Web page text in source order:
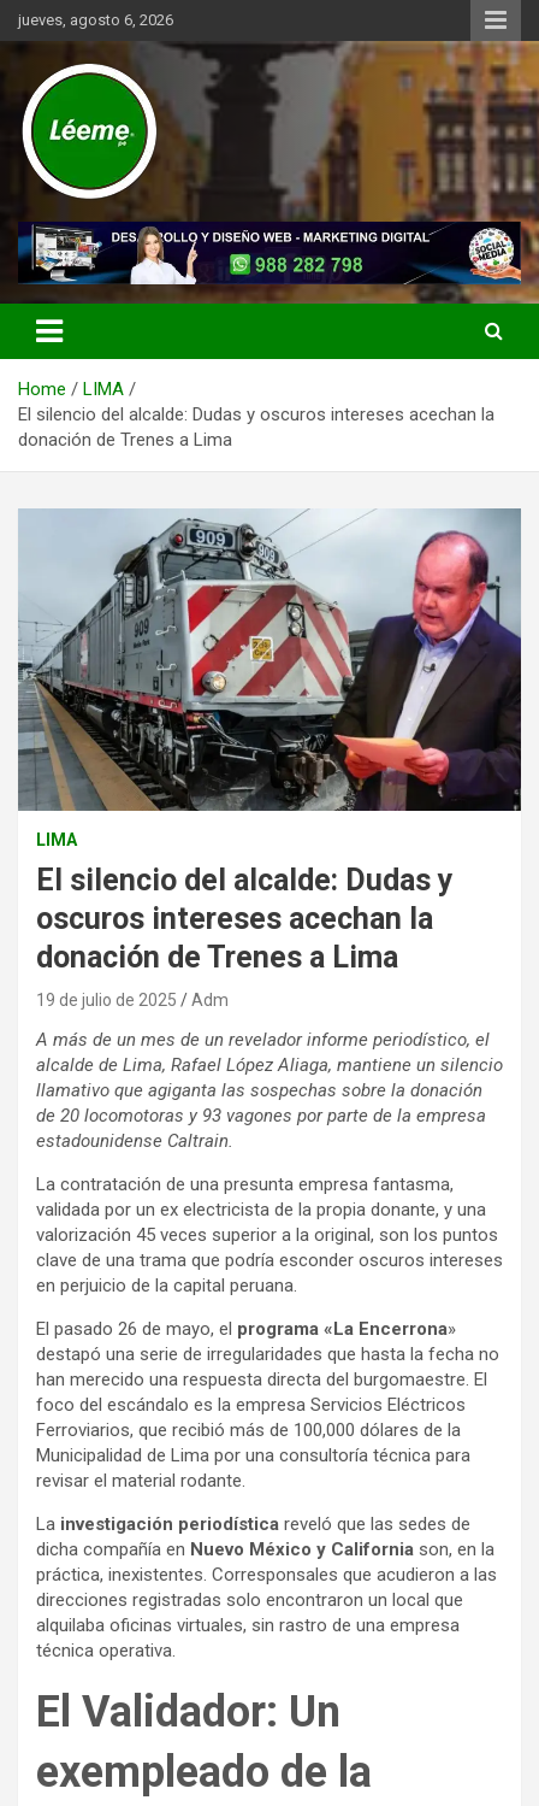
Skip
to
jueves, agosto 6, 2026
Léeme.pe
Noticias de actualidad del mundo distrital, vecinal, municipal y de
negocios a nivel de Lima Metropolitana, sin descuidar las noticias
de alcance nacional.
Home
LIMA
El silencio del alcalde: Dudas y oscuros intereses acechan la
donación de Trenes a Lima
LIMA
El silencio del alcalde: Dudas y
oscuros intereses acechan la
donación de Trenes a Lima
19 de julio de 2025 Adm
A más de un mes de un revelador informe periodístico, el
alcalde de Lima, Rafael López Aliaga, mantiene un silencio
llamativo que agiganta las sospechas sobre la donación
de 20 locomotoras y 93 vagones por parte de la empresa
estadounidense Caltrain.
La contratación de una presunta empresa fantasma,
validada por un ex electricista de la propia donante, y una
valorización 45 veces superior a la original, son los puntos
clave de una trama que podría esconder oscuros intereses
en perjuicio de la capital peruana.
El pasado 26 de mayo, el programa «La Encerrona»
destapó una serie de irregularidades que hasta la fecha no
han merecido una respuesta directa del burgomaestre. El
foco del escándalo es la empresa Servicios Eléctricos
Ferroviarios, que recibió más de 100,000 dólares de la
Municipalidad de Lima por una consultoría técnica para
revisar el material rodante.
La investigación periodística reveló que las sedes de
dicha compañía en Nuevo México y California son, en la
práctica, inexistentes. Corresponsales que acudieron a las
direcciones registradas solo encontraron un local que
alquilaba oficinas virtuales, sin rastro de una empresa
técnica operativa.
El Validador: Un
exempleado de la